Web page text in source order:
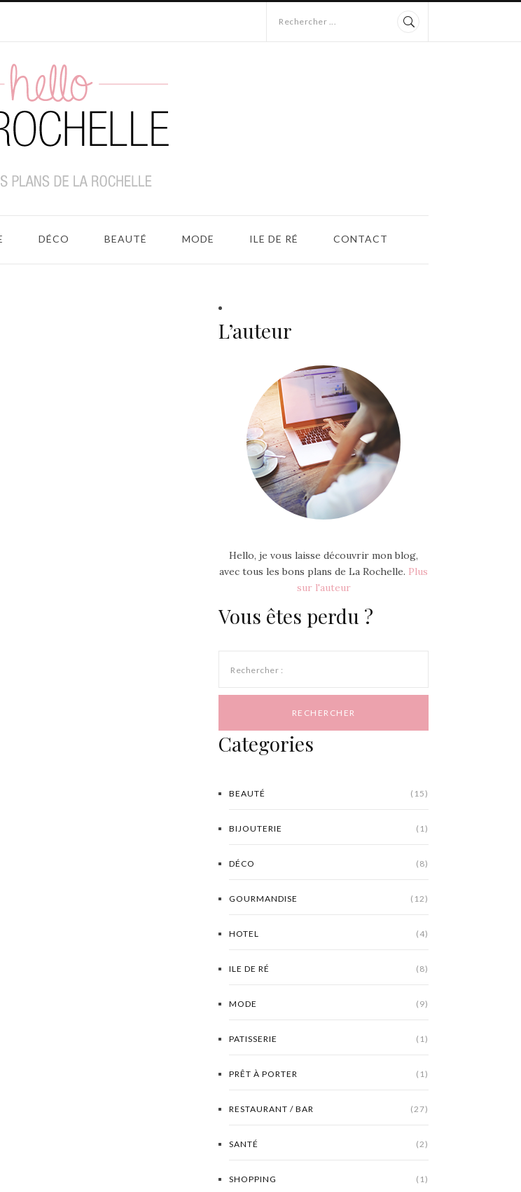
Rechercher ...
DÉCO BEAUTÉ MODE ILE DE RÉ CONTACT
L’auteur
Hello, je vous laisse découvrir mon blog,
avec tous les bons plans de La Rochelle. Plus
sur l'auteur
Vous êtes perdu ?
Rechercher :
Categories
BEAUTÉ (15)
BIJOUTERIE (1)
DÉCO (8)
GOURMANDISE (12)
HOTEL (4)
ILE DE RÉ (8)
MODE (9)
PATISSERIE (1)
PRÊT À PORTER (1)
RESTAURANT / BAR (27)
SANTÉ (2)
SHOPPING (1)